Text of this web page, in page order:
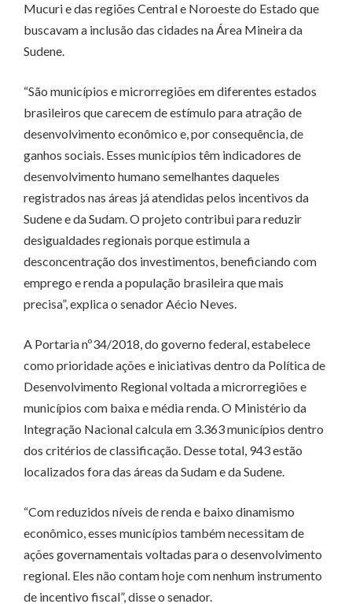
Mucuri e das regiões Central e Noroeste do Estado que
buscavam a inclusão das cidades na Área Mineira da
Sudene.
“São municípios e microrregiões em diferentes estados
brasileiros que carecem de estímulo para atração de
desenvolvimento econômico e, por consequência, de
ganhos sociais. Esses municípios têm indicadores de
desenvolvimento humano semelhantes daqueles
registrados nas áreas já atendidas pelos incentivos da
Sudene e da Sudam. O projeto contribui para reduzir
desigualdades regionais porque estimula a
desconcentração dos investimentos, beneficiando com
emprego e renda a população brasileira que mais
precisa”, explica o senador Aécio Neves.
A Portaria nº34/2018, do governo federal, estabelece
como prioridade ações e iniciativas dentro da Política de
Desenvolvimento Regional voltada a microrregiões e
municípios com baixa e média renda. O Ministério da
Integração Nacional calcula em 3.363 municípios dentro
dos critérios de classificação. Desse total, 943 estão
localizados fora das áreas da Sudam e da Sudene.
“Com reduzidos níveis de renda e baixo dinamismo
econômico, esses municípios também necessitam de
ações governamentais voltadas para o desenvolvimento
regional. Eles não contam hoje com nenhum instrumento
de incentivo fiscal”, disse o senador.